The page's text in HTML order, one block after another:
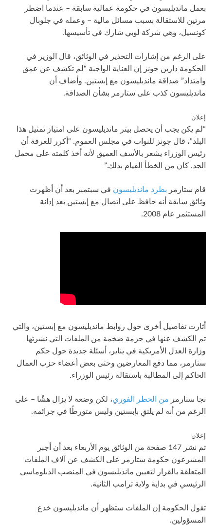
بعمل مانديليسون في حكومة عمالية سابقة – عندما اضطر
مرتين للاستقالة بسبب مسائل مالية – وعمله في جلوبال
كونسيل، وهي شركة لوبي شارك في تأسيسها.
على الرغم من إشارات التحذير في الوثائق، قال الوزير في
الحكومة دارين جونز إن العناية الواجبة “لم تكشف عن عمق
وامتداد” صداقة مانديليسون مع إبستين. وأضاف أن
مانديليسون كذب على ستارمر بشأن الصداقة.
إعلان
“لم يكن يجب أن يحصل بيتر مانديليسون على امتياز تمثيل هذا
البلد”، قال جونز للنواب في مجلس العموم. “أكرر للغرفة أن
رئيس الوزراء يشعر بالأسف العميق لأنه أخذ كلمته على محمل
الجد. كان من الخطأ القيام بذلك.”
قام ستارمر بطرد مانديليسون في سبتمبر بعد أن أظهرت
وثائق سابقة أنه حافظ على اتصال مع إبستين بعد إدانة
المستثمر عام 2008.
أثارت تفاصيل أخرى حول روابط مانديليسون مع إبستين، والتي
تم الكشف عنها في حزمة ضخمة من الملفات التي نشرتها
وزارة العدل الأمريكية في يناير، أسئلة جديدة حول حكم
ستارمر، مما دفع المعارضين وحتى بعض أعضاء حزب العمال
الحاكم إلى المطالبة باستقالة رئيس الوزراء.
نجا ستارمر من الخطر الفوري، لكن وضعه لا يزال هشًا – على
الرغم من أنه لم يلتقِ بإبستين وليس متورطًا في جرائمه.
إعلان
تم نشر 147 صفحة من الوثائق يوم الأربعاء بعد أن أجبر
المشرعون حكومة ستارمر على الكشف عن آلاف الملفات
المتعلقة بالقرار لتعيين مانديليسون في المنصب الدبلوماسي
الرئيسي في بداية ولاية ترامب الثانية.
تقول الحكومة إن الملفات ستظهر أن مانديليسون خدع
المسؤولين.